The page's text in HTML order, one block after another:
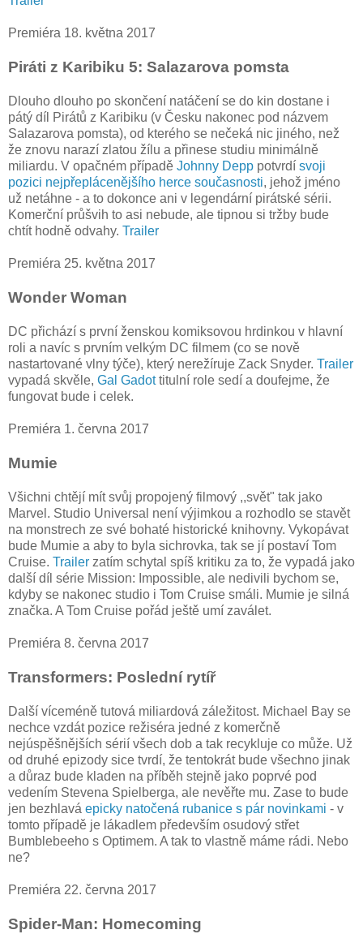
Premiéra 18. května 2017
Piráti z Karibiku 5: Salazarova pomsta
Dlouho dlouho po skončení natáčení se do kin dostane i
pátý díl Pirátů z Karibiku (v Česku nakonec pod názvem
Salazarova pomsta), od kterého se nečeká nic jiného, než
že znovu narazí zlatou žílu a přinese studiu minimálně
miliardu. V opačném případě Johnny Depp potvrdí svoji
pozici nejpřeplácenějšího herce současnosti, jehož jméno
už netáhne - a to dokonce ani v legendární pirátské sérii.
Komerční průšvih to asi nebude, ale tipnou si tržby bude
chtít hodně odvahy. Trailer
Premiéra 25. května 2017
Wonder Woman
DC přichází s první ženskou komiksovou hrdinkou v hlavní
roli a navíc s prvním velkým DC filmem (co se nově
nastartované vlny týče), který nerežíruje Zack Snyder. Trailer
vypadá skvěle, Gal Gadottitulní role sedí a doufejme, že
fungovat bude i celek.
Premiéra 1. června 2017
Mumie
Všichni chtějí mít svůj propojený filmový ,,svět" tak jako
Marvel. Studio Universal není výjimkou a rozhodlo se stavět
na monstrech ze své bohaté historické knihovny. Vykopávat
bude Mumie a aby to byla sichrovka, tak se jí postaví Tom
Cruise. Trailer zatím schytal spíš kritiku za to, že vypadá jako
další díl série Mission: Impossible, ale nedivili bychom se,
kdyby se nakonec studio i Tom Cruise smáli. Mumie je silná
značka. A Tom Cruise pořád ještě umí zaválet.
Premiéra 8. června 2017
Transformers: Poslední rytíř
Další víceméně tutová miliardová záležitost. Michael Bay se
nechce vzdát pozice režiséra jedné z komerčně
nejúspěšnějších sérií všech dob a tak recykluje co může. Už
od druhé epizody sice tvrdí, že tentokrát bude všechno jinak
a důraz bude kladen na příběh stejně jako poprvé pod
vedením Stevena Spielberga, ale nevěřte mu. Zase to bude
jen bezhlavá epicky natočená rubanice s pár novinkami - v
tomto případě je lákadlem především osudový střet
Bumblebeeho s Optimem. A tak to vlastně máme rádi. Nebo
ne?
Premiéra 22. června 2017
Spider-Man: Homecoming